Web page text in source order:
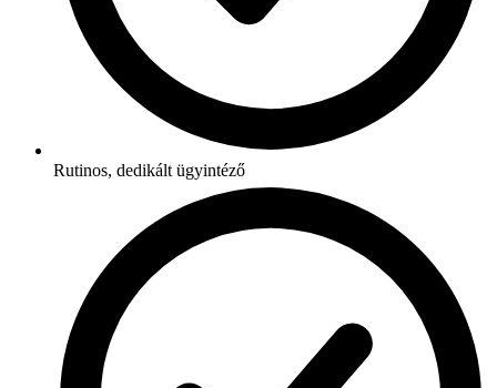
Rutinos, dedikált ügyintéző